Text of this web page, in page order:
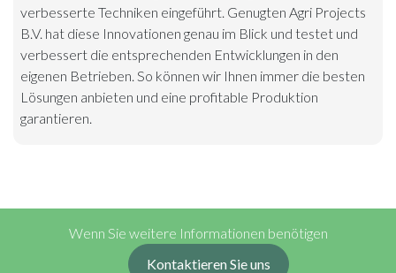
verbesserte Techniken eingeführt. Genugten Agri Projects
B.V. hat diese Innovationen genau im Blick und testet und
verbessert die entsprechenden Entwicklungen in den
eigenen Betrieben. So können wir Ihnen immer die besten
Lösungen anbieten und eine profitable Produktion
garantieren.
Wenn Sie weitere Informationen benötigen
Kontaktieren Sie uns